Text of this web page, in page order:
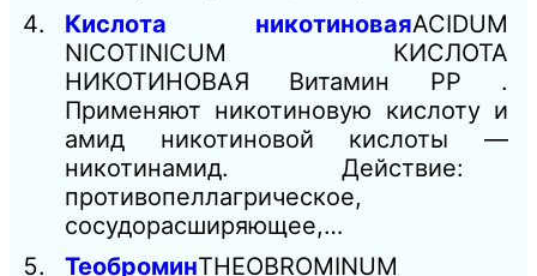
Кислота никотиноваяACIDUM
NICOTINICUM КИСЛОТА
НИКОТИНОВАЯ Витамин РР .
Применяют никотиновую кислоту и
амид никотиновой кислоты —
никотинамид. Действие:
противопеллагрическое,
сосудорасширяющее,…
ТеоброминTHEOBROMINUM